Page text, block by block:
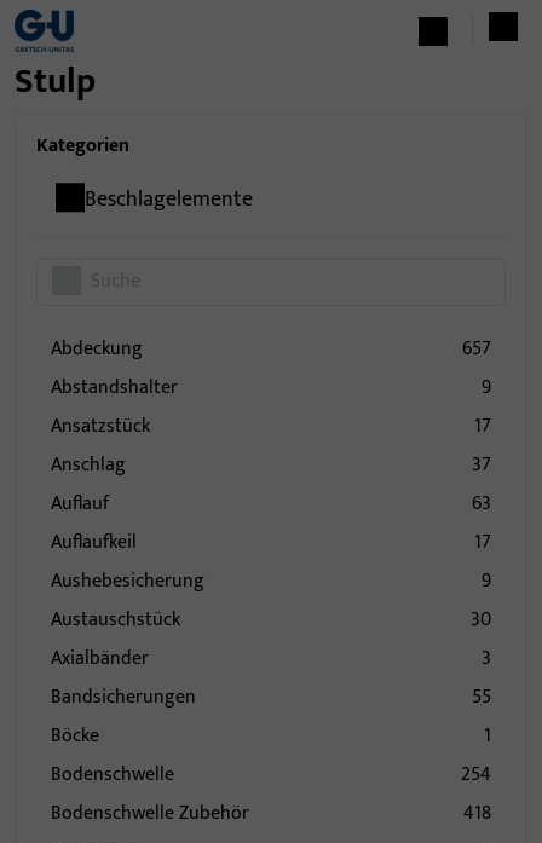
Stulp
Kategorien
Beschlagelemente
Abdeckung
657
Abstandshalter
9
Ansatzstück
17
Anschlag
37
Auflauf
63
Auflaufkeil
17
Aushebesicherung
9
Austauschstück
30
Axialbänder
3
Bandsicherungen
55
Böcke
1
Bodenschwelle
254
Bodenschwelle Zubehör
418